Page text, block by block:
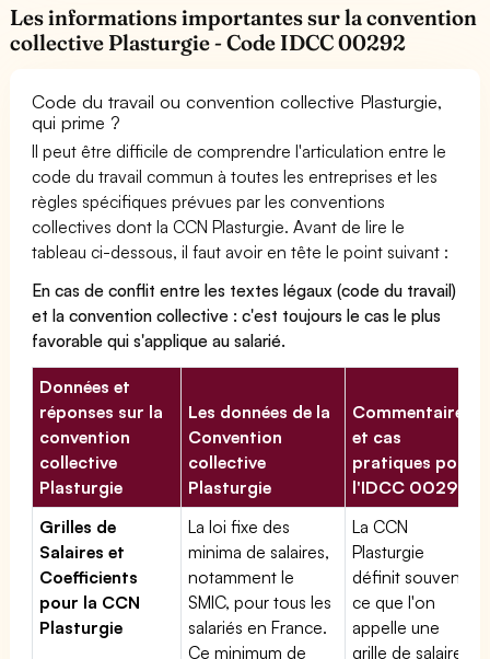
Les informations importantes sur la convention
collective Plasturgie - Code IDCC 00292
Code du travail ou convention collective Plasturgie,
qui prime ?
Il peut être difficile de comprendre l'articulation entre le
code du travail commun à toutes les entreprises et les
règles spécifiques prévues par les conventions
collectives dont la CCN Plasturgie. Avant de lire le
tableau ci-dessous, il faut avoir en tête le point suivant :
En cas de conflit entre les textes légaux (code du travail)
et la convention collective : c'est toujours le cas le plus
favorable qui s'applique au salarié.
Données et
réponses sur la
convention
collective
Plasturgie
Les données de la
Convention
collective
Plasturgie
Commentaires
et cas
pratiques pour
l'IDCC 00292
Grilles de
Salaires et
Coefficients
pour la CCN
Plasturgie
La loi fixe des
minima de salaires,
notamment le
SMIC, pour tous les
salariés en France.
Ce minimum de
La CCN
Plasturgie
définit souvent
ce que l'on
appelle une
grille de salaires.